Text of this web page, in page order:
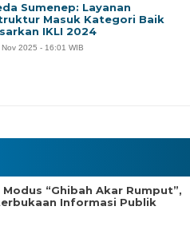
“Ghibah Akar Rumput”,
Informasi Publik
Sumenep: Layanan
Masuk Kategori Baik
IKLI 2024
2025 - 16:01 WIB